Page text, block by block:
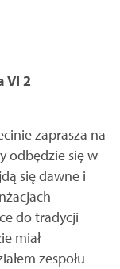
VI 2
zaprasza na
odbędzie się w
się dawne i
do tradycji
miał
zespołu